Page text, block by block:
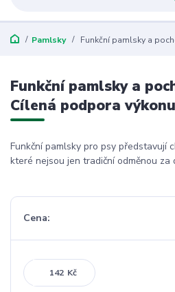
Pamlsky Funkční pamlsky a
Funkční pamlsky a
Cílená podpora
Funkční pamlsky pro psy představují
které nejsou jen tradiční odměnou za
Cena:
Kč